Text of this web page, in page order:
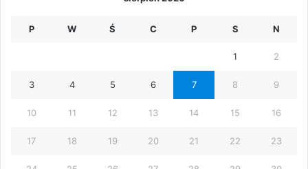
P W Ś C P S N
1 2
3 4 5 6 7 8 9
10 11 12 13 14 15 16
17 18 19 20 21 22 23